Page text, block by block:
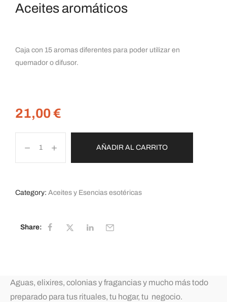
Aceites aromáticos
Caja con 15 aromas diferentes para poder utilizar en
quemador o difusor.
21,00€
AÑADIR AL CARRITO
Category: Aceites y Esencias esotéricas
Share:
Aguas, elixires, colonias y fragancias y mucho más todo
preparado para tus rituales, tu hogar, tu negocio.